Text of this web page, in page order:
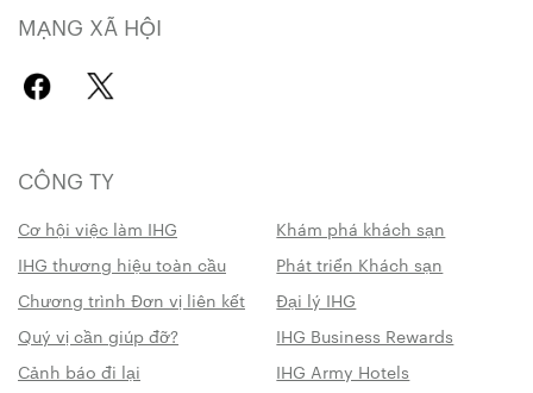
MẠNG XÃ HỘI
CÔNG TY
Cơ hội việc làm IHG
Khám phá khách sạn
IHG thương hiệu toàn cầu
Phát triển Khách sạn
Chương trình Đơn vị liên kết
Đại lý IHG
Quý vị cần giúp đỡ?
IHG Business Rewards
Cảnh báo đi lại
IHG Army Hotels